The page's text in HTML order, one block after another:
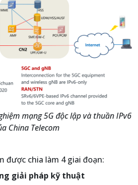
mạng 5G độc lập và thuần IPv6
China Telecom
được chia làm 4 giai đoạn:
giải pháp kỹ thuật